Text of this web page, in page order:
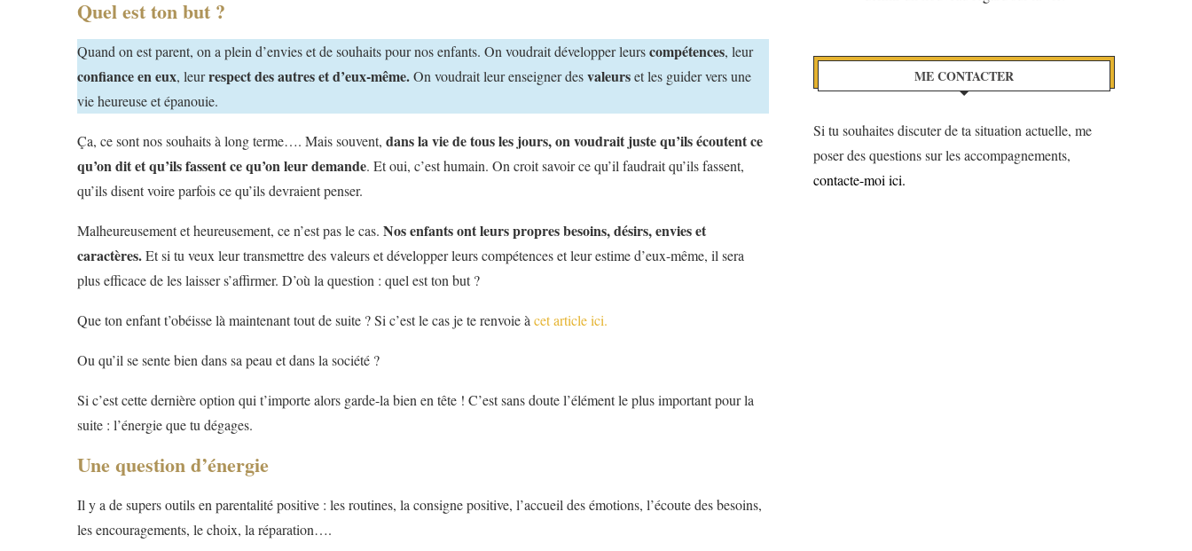
Quel est ton but ?
Quand on est parent, on a plein d’envies et de souhaits pour nos enfants. On voudrait développer leurscompétences, leur
confiance en eux, leurrespect des autres et d’eux-même.On voudrait leur enseigner desvaleurset les guider vers une
vie heureuse et épanouie.
Ça, ce sont nos souhaits à long terme…. Mais souvent, dans la vie de tous les jours, on voudrait juste qu’ils écoutent ce
qu’on dit et qu’ils fassent ce qu’on leur demande. Et oui, c’est humain. On croit savoir ce qu’il faudrait qu’ils fassent,
qu’ils disent voire parfois ce qu’ils devraient penser.
Malheureusement et heureusement, ce n’est pas le cas. Nos enfants ont leurs propres besoins, désirs, envies et
caractères.Et si tu veux leur transmettre des valeurs et développer leurs compétences et leur estime d’eux-même, il sera
plus efficace de les laisser s’affirmer. D’où la question : quel est ton but ?
Que ton enfant t’obéisse là maintenant tout de suite ? Si c’est le cas je te renvoie à cet article ici.
Ou qu’il se sente bien dans sa peau et dans la société ?
Si c’est cette dernière option qui t’importe alors garde-la bien en tête ! C’est sans doute l’élément le plus important pour la
suite : l’énergie que tu dégages.
Une question d’énergie
Il y a de supers outils en parentalité positive : les routines, la consigne positive, l’accueil des émotions, l’écoute des besoins,
les encouragements, le choix, la réparation….
ME CONTACTER
Si tu souhaites discuter de ta situation actuelle, me
poser des questions sur les accompagnements,
contacte-moi ici.